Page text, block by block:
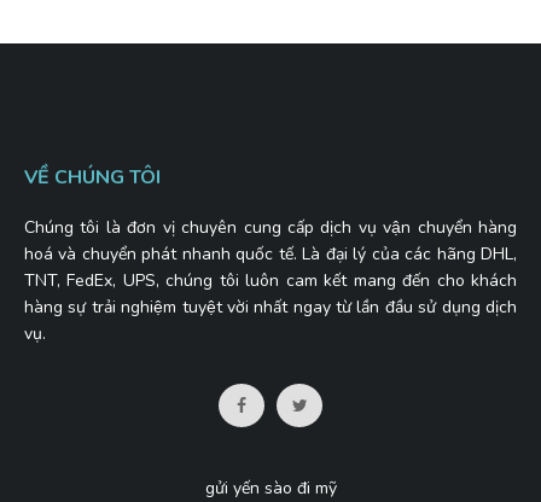
VỀ CHÚNG TÔI
Chúng tôi là đơn vị chuyên cung cấp dịch vụ vận chuyển hàng
hoá và chuyển phát nhanh quốc tế. Là đại lý của các hãng DHL,
TNT, FedEx, UPS, chúng tôi luôn cam kết mang đến cho khách
hàng sự trải nghiệm tuyệt vời nhất ngay từ lần đầu sử dụng dịch
vụ.
gửi yến sào đi mỹ